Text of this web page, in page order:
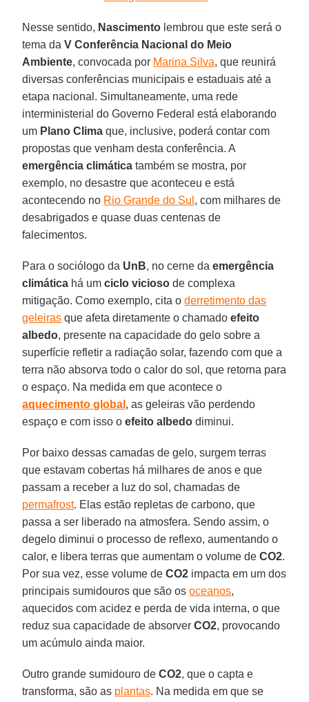
Nesse sentido, Nascimento lembrou que este será o
tema daV Conferência Nacional do Meio
Ambiente, convocada por Marina Silva, que reunirá
diversas conferências municipais e estaduais até a
etapa nacional. Simultaneamente, uma rede
interministerial do Governo Federal está elaborando
um Plano Clima que, inclusive, poderá contar com
propostas que venham desta conferência. A
emergência climática também se mostra, por
exemplo, no desastre que aconteceu e está
acontecendo no Rio Grande do Sul , com milhares de
desabrigados e quase duas centenas de
falecimentos.
Para o sociólogo da UnB, no cerne daemergência
climática há umciclo vicioso de complexa
mitigação. Como exemplo, cita oderretimento das
geleiras que afeta diretamente o chamadoefeito
albedo, presente na capacidade do gelo sobre a
superfície refletir a radiação solar, fazendo com que a
terra não absorva todo o calor do sol, que retorna para
o espaço. Na medida em que acontece o
aquecimento global , as geleiras vão perdendo
espaço e com isso oefeito albedo diminui.
Por baixo dessas camadas de gelo, surgem terras
que estavam cobertas há milhares de anos e que
passam a receber a luz do sol, chamadas de
permafrost. Elas estão repletas de carbono, que
passa a ser liberado na atmosfera. Sendo assim, o
degelo diminui o processo de reflexo, aumentando o
calor, e libera terras que aumentam o volume deCO2.
Por sua vez, esse volume deCO2 impacta em um dos
principais sumidouros que são osoceanos,
aquecidos com acidez e perda de vida interna, o que
reduz sua capacidade de absorverCO2, provocando
um acúmulo ainda maior.
Outro grande sumidouro deCO2, que o capta e
transforma, são as plantas. Na medida em que se